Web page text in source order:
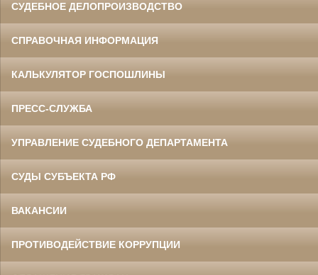
СУДЕБНОЕ ДЕЛОПРОИЗВОДСТВО
СПРАВОЧНАЯ ИНФОРМАЦИЯ
КАЛЬКУЛЯТОР ГОСПОШЛИНЫ
ПРЕСС-СЛУЖБА
УПРАВЛЕНИЕ СУДЕБНОГО ДЕПАРТАМЕНТА
СУДЫ СУБЪЕКТА РФ
ВАКАНСИИ
ПРОТИВОДЕЙСТВИЕ КОРРУПЦИИ